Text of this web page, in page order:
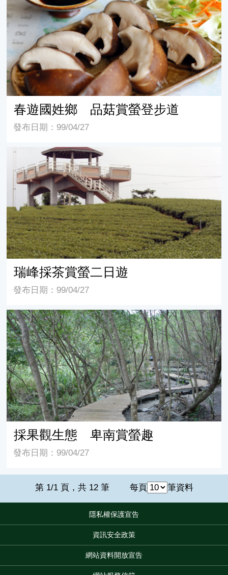
春遊國姓鄉 品菇賞螢登步道
發布日期：99/04/27
瑞峰採茶賞螢二日遊
瑞峰採茶賞螢二日遊
發布日期：99/04/27
採果觀生態 卑南賞螢趣
採果觀生態 卑南賞螢趣
發布日期：99/04/27
第 1/1 頁，共 12 筆 每頁 筆資料
隱私權保護宣告
資訊安全政策
網站資料開放宣告